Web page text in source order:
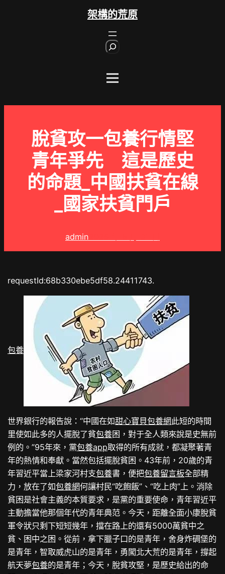
架構的荒原
脫貧攻一包養行情堅
青年爭先 這是歷史
的命題_中國扶貧在線
_國家扶貧門戶
admin
requestId:68b330ebe5df58.24411743.
包養
世界銀行的報告說：“中國在如甜心寶貝包養網此短的時間
里使如此多的人擺脫了貧包養困，對于全人類來說是史無前
例的。”95年來，黨包養app取得的所有成就，都凝聚著青
年的熱情和奉獻。當然包括擺脫貧困。43年前，20歲的青
年習近平當上梁家河村支包養書，便把包養留言板全部精
力，放在了如包養網何讓村民“吃飽飯”、“吃上肉”上。消除
貧困是社會主義的本質要求，是黨的重要使命，青年習近平
主動擔當他那個年代的青年典范。今天，距離全面小康脫貧
軍令狀只剩下短短幾年，擋在路上的還有5000萬貧中之
貧、困中之困。從前，拿下臘子口的是青年，舍身炸碉堡的
是青年，智取威虎山的是青年，勇闖北大荒的是青年，撐起
航天夢包養的是青年；今天，脫貧攻堅，是歷史給出的命